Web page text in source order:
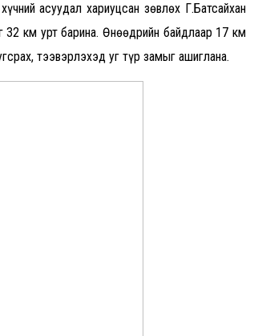
асуудал хариуцсан зөвлөх Г.Батсайхан
32 км урт барина. Өнөөдрийн байдлаар 17 км
тээвэрлэхэд уг түр замыг ашиглана.